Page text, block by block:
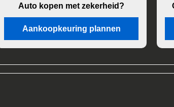
Auto kopen met zekerheid?
Aankoopkeuring plannen